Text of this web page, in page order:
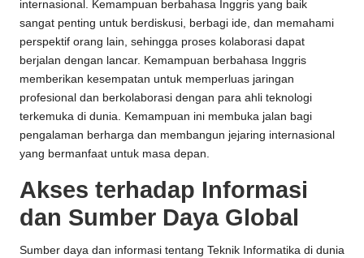
internasional. Kemampuan berbahasa Inggris yang baik
sangat penting untuk berdiskusi, berbagi ide, dan memahami
perspektif orang lain, sehingga proses kolaborasi dapat
berjalan dengan lancar. Kemampuan berbahasa Inggris
memberikan kesempatan untuk memperluas jaringan
profesional dan berkolaborasi dengan para ahli teknologi
terkemuka di dunia. Kemampuan ini membuka jalan bagi
pengalaman berharga dan membangun jejaring internasional
yang bermanfaat untuk masa depan.
Akses terhadap Informasi
dan Sumber Daya Global
Sumber daya dan informasi tentang Teknik Informatika di dunia